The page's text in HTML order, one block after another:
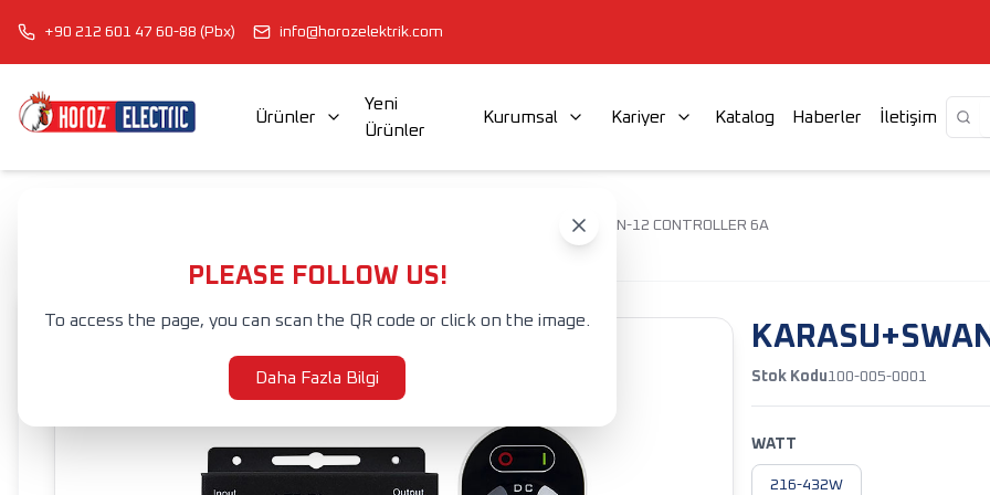
+90 212 601 47 60-88 (Pbx) info@horozelektrik.com
Ürünler
Yeni
Ürünler
Kurumsal Kariyer Katalog Haberler İletişim
PLEASE FOLLOW US!
To access the page, you can scan the QR code or click on the image.
Daha Fazla Bilgi
KARASU+SWAN-12 CONTROLLER 6A
Stok Kodu100-005-0001
WATT
216-432W